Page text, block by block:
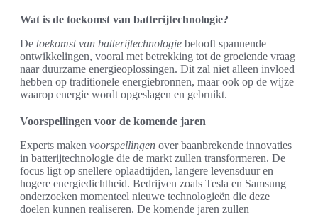
Wat is de toekomst van batterijtechnologie?
De toekomst van batterijtechnologie belooft spannende
ontwikkelingen, vooral met betrekking tot de groeiende vraag
naar duurzame energieoplossingen. Dit zal niet alleen invloed
hebben op traditionele energiebronnen, maar ook op de wijze
waarop energie wordt opgeslagen en gebruikt.
Voorspellingen voor de komende jaren
Experts maken voorspellingen over baanbrekende innovaties
in batterijtechnologie die de markt zullen transformeren. De
focus ligt op snellere oplaadtijden, langere levensduur en
hogere energiedichtheid. Bedrijven zoals Tesla en Samsung
onderzoeken momenteel nieuwe technologieën die deze
doelen kunnen realiseren. De komende jaren zullen